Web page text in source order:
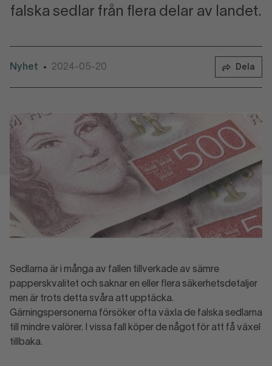
falska sedlar från flera delar av landet.
Nyhet • 2024-05-20 Dela
Sedlarna är i många av fallen tillverkade av sämre
papperskvalitet och saknar en eller flera säkerhetsdetaljer
men är trots detta svåra att upptäcka.
Gärningspersonerna försöker ofta växla de falska sedlarna
till mindre valörer. I vissa fall köper de något för att få växel
tillbaka.